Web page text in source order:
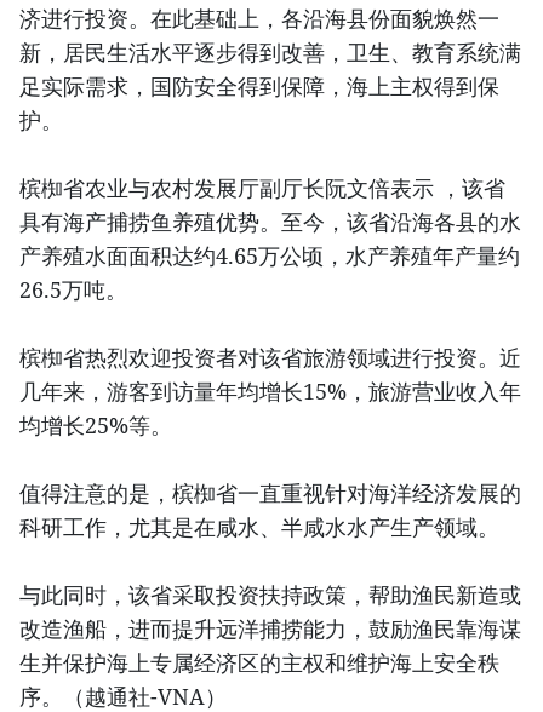
济进行投资。在此基础上，各沿海县份面貌焕然一
新，居民生活水平逐步得到改善，卫生、教育系统满
足实际需求，国防安全得到保障，海上主权得到保
护。
槟椥省农业与农村发展厅副厅长阮文倍表示 ，该省
具有海产捕捞鱼养殖优势。至今，该省沿海各县的水
产养殖水面面积达约4.65万公顷，水产养殖年产量约
26.5万吨。
槟椥省热烈欢迎投资者对该省旅游领域进行投资。近
几年来，游客到访量年均增长15%，旅游营业收入年
均增长25%等。
值得注意的是，槟椥省一直重视针对海洋经济发展的
科研工作，尤其是在咸水、半咸水水产生产领域。
与此同时，该省采取投资扶持政策，帮助渔民新造或
改造渔船，进而提升远洋捕捞能力，鼓励渔民靠海谋
生并保护海上专属经济区的主权和维护海上安全秩
序。（越通社-VNA）